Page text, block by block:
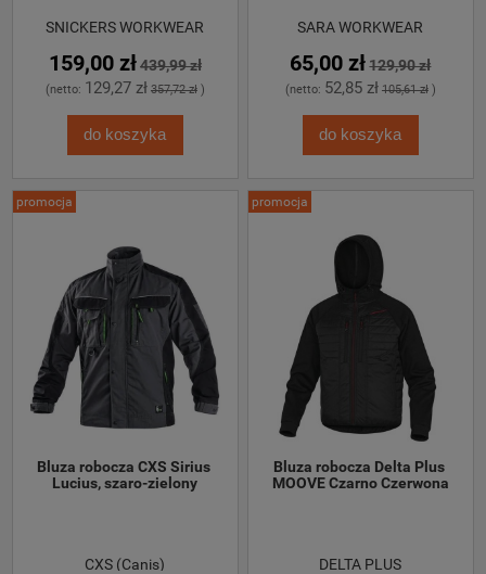
SNICKERS WORKWEAR
159,00 zł439,99 zł
(netto: 129,27 zł 357,72 zł)
do koszyka
SARA WORKWEAR
65,00 zł 129,90 zł
(netto: 52,85 zł 105,61 zł)
do koszyka
Bluza robocza CXS Sirius
Lucius, szaro-zielony
CXS (Canis)
promocja
Bluza robocza Delta Plus
MOOVE Czarno Czerwona
DELTA PLUS
promocja